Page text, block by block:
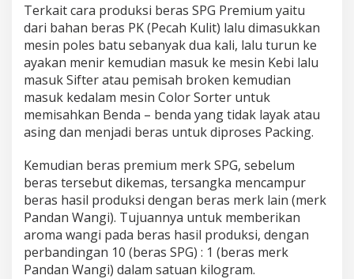
Terkait cara produksi beras SPG Premium yaitu
dari bahan beras PK (Pecah Kulit) lalu dimasukkan
mesin poles batu sebanyak dua kali, lalu turun ke
ayakan menir kemudian masuk ke mesin Kebi lalu
masuk Sifter atau pemisah broken kemudian
masuk kedalam mesin Color Sorter untuk
memisahkan Benda – benda yang tidak layak atau
asing dan menjadi beras untuk diproses Packing.
Kemudian beras premium merk SPG, sebelum
beras tersebut dikemas, tersangka mencampur
beras hasil produksi dengan beras merk lain (merk
Pandan Wangi). Tujuannya untuk memberikan
aroma wangi pada beras hasil produksi, dengan
perbandingan 10 (beras SPG) : 1 (beras merk
Pandan Wangi) dalam satuan kilogram.